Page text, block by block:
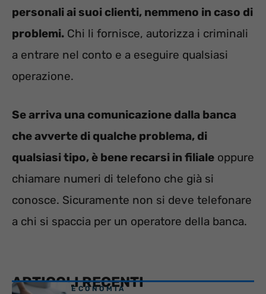
personali ai suoi clienti, nemmeno in caso di
problemi. Chi li fornisce, autorizza i criminali
a entrare nel conto e a eseguire qualsiasi
operazione.
Se arriva una comunicazione dalla banca
che avverte di qualche problema, di
qualsiasi tipo, è bene recarsi in filiale oppure
chiamare numeri di telefono che già si
conosce. Sicuramente non si deve telefonare
a chi si spaccia per un operatore della banca.
ARTICOLI RECENTI
ECONOMIA